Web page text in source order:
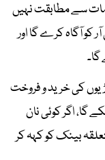
سے مطابقت نہیں
کو آگاہ کرے گا اور
کی خرید و فروخت
گا، اگر کوئی نان
بینک کو کہہ کر